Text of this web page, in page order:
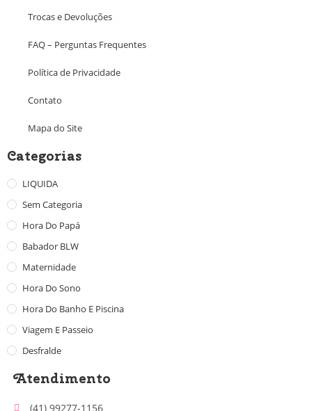
Trocas e Devoluções
FAQ – Perguntas Frequentes
Política de Privacidade
Contato
Mapa do Site
Categorias
LIQUIDA
Sem Categoria
Hora Do Papá
Babador BLW
Maternidade
Hora Do Sono
Hora Do Banho E Piscina
Viagem E Passeio
Desfralde
Atendimento
(41) 99277-1156